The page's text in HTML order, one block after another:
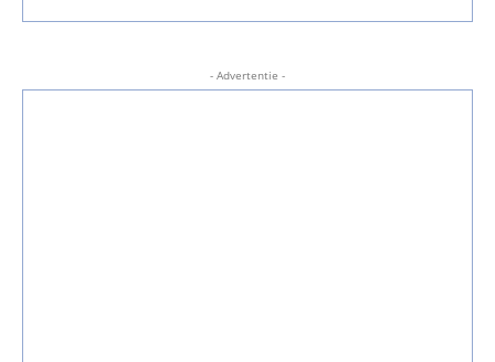
- Advertentie -